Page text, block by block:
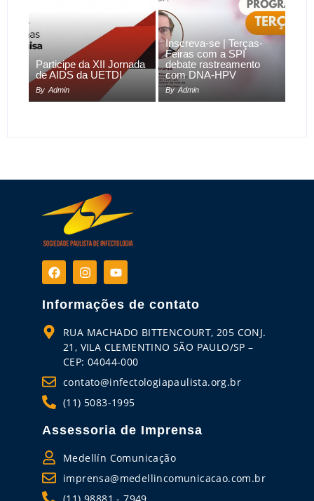
Participe da XII Jornada
de AIDS da UETDI
By Admin
Inscreva-se | Terças-
Feiras com a SPI
debate rastreamento
com DNA-HPV
By Admin
Informações de contato
RUA MACHADO BITTENCOURT, 205 CONJ.
21, VILA CLEMENTINO SÃO PAULO/SP –
CEP: 04044-000
contato@infectologiapaulista.org.br
(11) 5083-1995
Assessoria de Imprensa
Medellín Comunicação
imprensa@medellincomunicacao.com.br